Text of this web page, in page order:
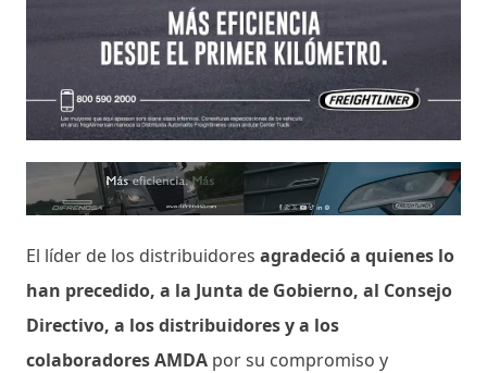
El líder de los distribuidores agradeció a quienes lo
han precedido, a la Junta de Gobierno, al Consejo
Directivo, a los distribuidores y a los
colaboradores AMDA por su compromiso y